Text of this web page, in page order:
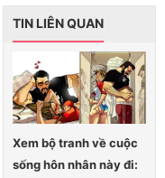
TIN LIÊN QUAN
Xem bộ tranh về cuộc
sống hôn nhân này đi: